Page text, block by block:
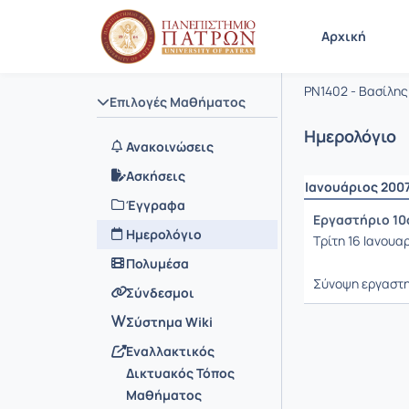
Αρχική
Επιλογές Μαθήματος
Ανακοινώσεις
Ασκήσεις
Έγγραφα
Ημερολόγιο
Πολυμέσα
Σύνδεσμοι
Σύστημα Wiki
Εναλλακτικός
Δικτυακός Τόπος
Μαθήματος
Μάθημα :
Κωδικός :
PN1402 -
Ημερολόγιο
Ιανουάριος
Εργαστήριο
Τρίτη 16
Σύνοψη